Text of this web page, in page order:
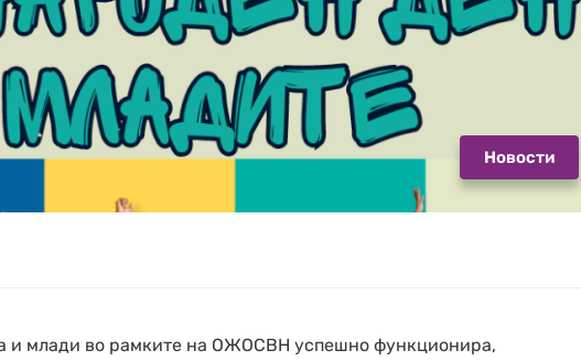
Новости
и млади во рамките на ОЖОСВН успешно функционира,